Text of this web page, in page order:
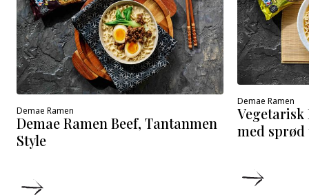
Demae Ramen
Demae Ramen Beef, Tantanmen
Style
Demae Ramen
Vegetarisk
med